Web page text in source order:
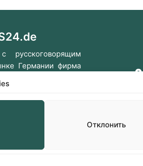
Отклонить
русскоговорящим
Германии фирма
с нами!